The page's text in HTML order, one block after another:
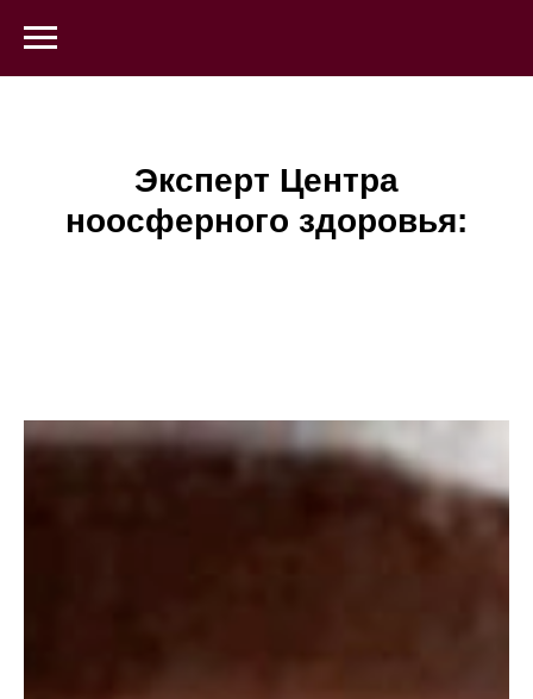
Эксперт Центра
ноосферного здоровья: